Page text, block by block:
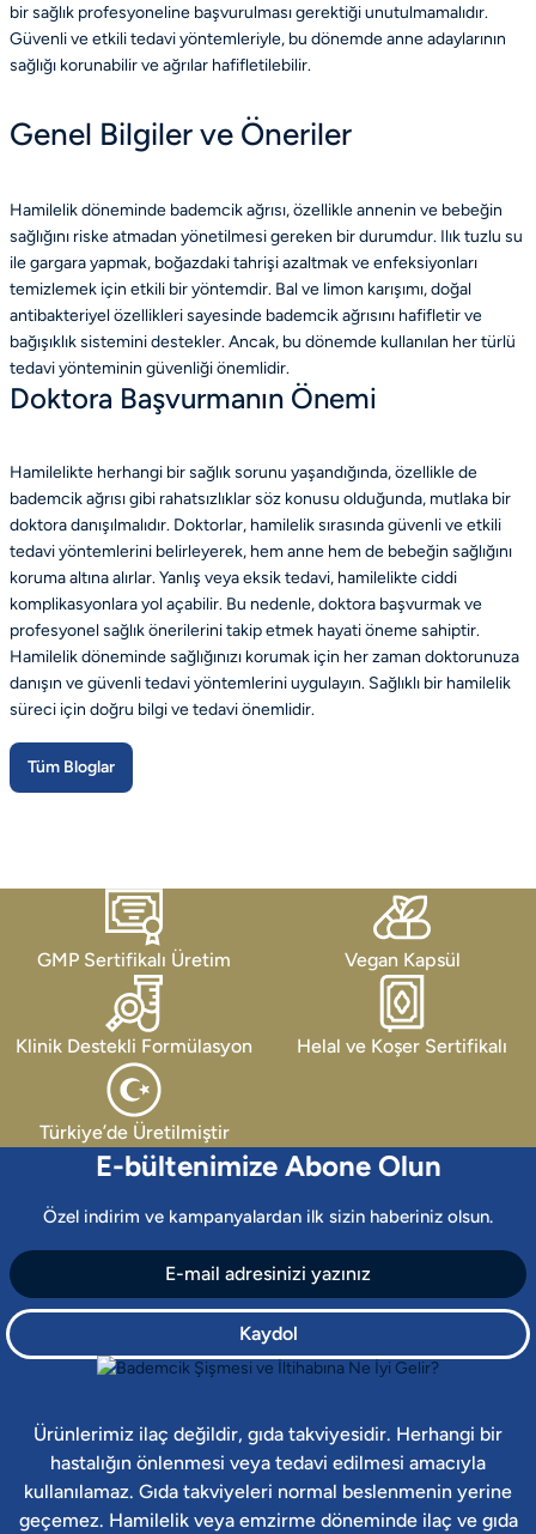
bir sağlık profesyoneline başvurulması gerektiği unutulmamalıdır.
Güvenli ve etkili tedavi yöntemleriyle, bu dönemde anne adaylarının
sağlığı korunabilir ve ağrılar hafifletilebilir.
Genel Bilgiler ve Öneriler
Hamilelik döneminde bademcik ağrısı, özellikle annenin ve bebeğin
sağlığını riske atmadan yönetilmesi gereken bir durumdur. Ilık tuzlu su
ile gargara yapmak, boğazdaki tahrişi azaltmak ve enfeksiyonları
temizlemek için etkili bir yöntemdir. Bal ve limon karışımı, doğal
antibakteriyel özellikleri sayesinde bademcik ağrısını hafifletir ve
bağışıklık sistemini destekler. Ancak, bu dönemde kullanılan her türlü
tedavi yönteminin güvenliği önemlidir.
Doktora Başvurmanın Önemi
Hamilelikte herhangi bir sağlık sorunu yaşandığında, özellikle de
bademcik ağrısı gibi rahatsızlıklar söz konusu olduğunda, mutlaka bir
doktora danışılmalıdır. Doktorlar, hamilelik sırasında güvenli ve etkili
tedavi yöntemlerini belirleyerek, hem anne hem de bebeğin sağlığını
koruma altına alırlar. Yanlış veya eksik tedavi, hamilelikte ciddi
komplikasyonlara yol açabilir. Bu nedenle, doktora başvurmak ve
profesyonel sağlık önerilerini takip etmek hayati öneme sahiptir.
Hamilelik döneminde sağlığınızı korumak için her zaman doktorunuza
danışın ve güvenli tedavi yöntemlerini uygulayın. Sağlıklı bir hamilelik
süreci için doğru bilgi ve tedavi önemlidir.
Tüm Bloglar
GMP Sertifikalı Üretim Vegan Kapsül
Klinik Destekli Formülasyon Helal ve Koşer Sertifikalı
Türkiye’de Üretilmiştir
E-bültenimize Abone Olun
Özel indirim ve kampanyalardan ilk sizin haberiniz olsun.
Kaydol
Ürünlerimiz ilaç değildir, gıda takviyesidir. Herhangi bir
hastalığın önlenmesi veya tedavi edilmesi amacıyla
kullanılamaz. Gıda takviyeleri normal beslenmenin yerine
geçemez. Hamilelik veya emzirme döneminde ilaç ve gıda